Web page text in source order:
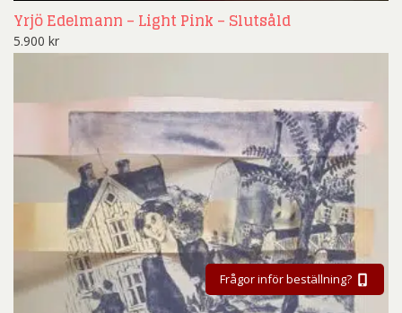
Yrjö Edelmann – Light Pink – Slutsåld
5.900 kr
Frågor inför beställning?